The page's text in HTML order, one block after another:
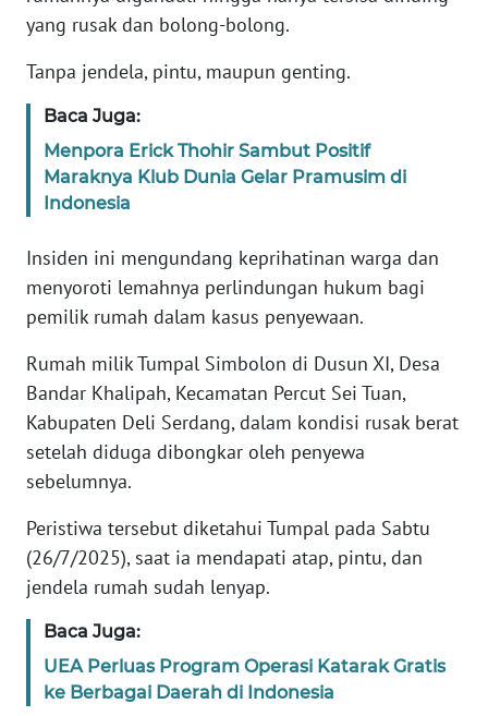
yang rusak dan bolong-bolong.
Tanpa jendela, pintu, maupun genting.
Baca Juga:
Menpora Erick Thohir Sambut Positif
Maraknya Klub Dunia Gelar Pramusim di
Indonesia
Insiden ini mengundang keprihatinan warga dan
menyoroti lemahnya perlindungan hukum bagi
pemilik rumah dalam kasus penyewaan.
Rumah milik Tumpal Simbolon di Dusun XI, Desa
Bandar Khalipah, Kecamatan Percut Sei Tuan,
Kabupaten Deli Serdang, dalam kondisi rusak berat
setelah diduga dibongkar oleh penyewa
sebelumnya.
Peristiwa tersebut diketahui Tumpal pada Sabtu
(26/7/2025), saat ia mendapati atap, pintu, dan
jendela rumah sudah lenyap.
Baca Juga:
UEA Perluas Program Operasi Katarak Gratis
ke Berbagai Daerah di Indonesia
KONTAK
IKLAN
TENTANG
KAMI
PEDOMAN
MEDIA
SIBER
REDAKSI
KARIR
DISCLAIMER
Wahana
News
Regional
WN
SUMUT